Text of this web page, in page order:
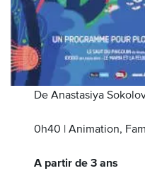
De Anastasiya
0h40 | Animation,
A partir de 3 ans